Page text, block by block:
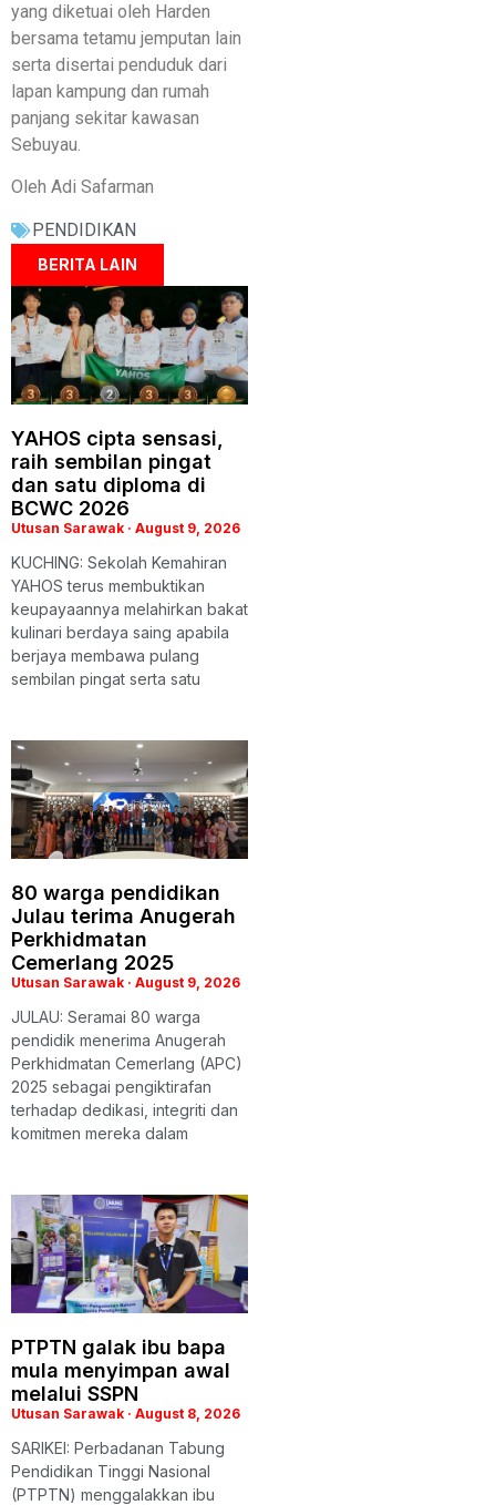
yang diketuai oleh Harden
bersama tetamu jemputan lain
serta disertai penduduk dari
lapan kampung dan rumah
panjang sekitar kawasan
Sebuyau.
Oleh Adi Safarman
PENDIDIKAN
BERITA LAIN
YAHOS cipta sensasi,
raih sembilan pingat
dan satu diploma di
BCWC 2026
Utusan Sarawak August 9, 2026
KUCHING: Sekolah Kemahiran
YAHOS terus membuktikan
keupayaannya melahirkan bakat
kulinari berdaya saing apabila
berjaya membawa pulang
sembilan pingat serta satu
80 warga pendidikan
Julau terima Anugerah
Perkhidmatan
Cemerlang 2025
Utusan Sarawak August 9, 2026
JULAU: Seramai 80 warga
pendidik menerima Anugerah
Perkhidmatan Cemerlang (APC)
2025 sebagai pengiktirafan
terhadap dedikasi, integriti dan
komitmen mereka dalam
PTPTN galak ibu bapa
mula menyimpan awal
melalui SSPN
Utusan Sarawak August 8, 2026
SARIKEI: Perbadanan Tabung
Pendidikan Tinggi Nasional
(PTPTN) menggalakkan ibu